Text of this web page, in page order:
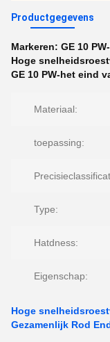
Productgegevens
Markeren: GE 10
Hoge
GE 10 PW-het eind
Materiaal:
toepassing:
Type:
Hatdness:
Eigenschap:
Hoge
Gezamenlijk Rod